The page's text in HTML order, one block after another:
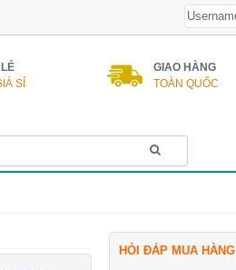
SỈ
GIAO HÀNG
TOÀN QUỐC
HỎI ĐÁP MUA HÀNG